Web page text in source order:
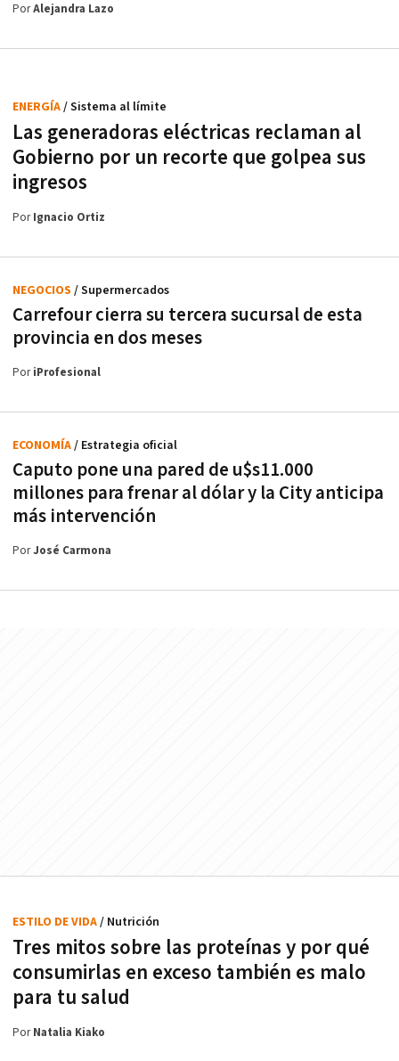
PorAlejandra Lazo
Las generadoras eléctricas reclaman al
Gobierno por un recorte que golpea sus
ingresos
ENERGÍA/ Sistema al límite
PorIgnacio Ortiz
Carrefour cierra su tercera sucursal de esta
provincia en dos meses
NEGOCIOS / Supermercados
PoriProfesional
Caputo pone una pared de u$s11.000
millones para frenar al dólar y la City anticipa
más intervención
ECONOMÍA/ Estrategia oficial
PorJosé Carmona
Tres mitos sobre las proteínas y por qué
consumirlas en exceso también es malo
para tu salud
ESTILO DE VIDA/ Nutrición
PorNatalia Kiako